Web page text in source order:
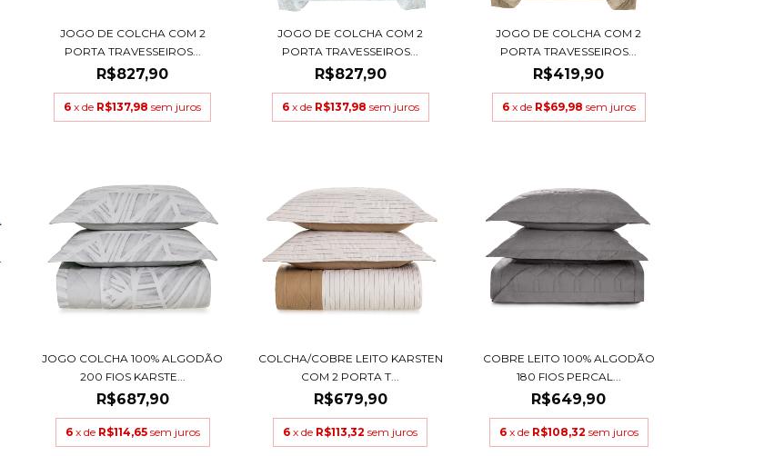
JOGO DE COLCHA COM 2
PORTA TRAVESSEIROS...
R$827,90
6 x de R$137,98 sem juros
JOGO DE COLCHA COM 2
PORTA TRAVESSEIROS...
R$827,90
6 x de R$137,98 sem juros
JOGO DE COLCHA COM 2
PORTA TRAVESSEIROS...
R$419,90
6 x de R$69,98 sem juros
JOGO COLCHA 100% ALGODÃO
200 FIOS KARSTE...
R$687,90
6 x de R$114,65 sem juros
COLCHA/COBRE LEITO KARSTEN
COM 2 PORTA T...
R$679,90
6 x de R$113,32 sem juros
COBRE LEITO 100% ALGODÃO
180 FIOS PERCAL...
R$649,90
6 x de R$108,32 sem juros